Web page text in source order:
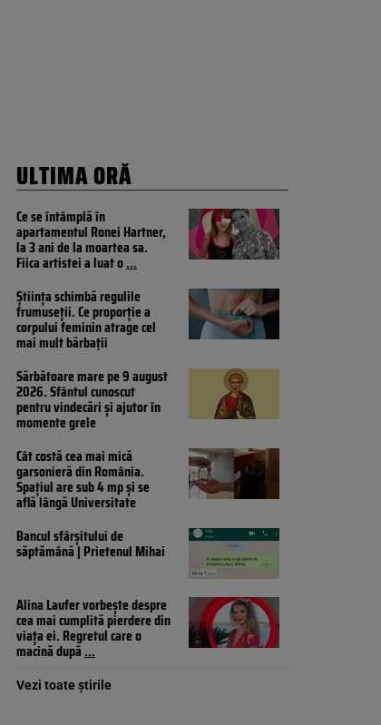
ULTIMA ORĂ
Ce se întâmplă în
apartamentul Ronei Hartner,
la 3 ani de la moartea sa.
Fiica artistei a luat o...
Știința schimbă regulile
frumuseții. Ce proporție a
corpului feminin atrage cel
mai mult bărbații
Sărbătoare mare pe 9 august
2026. Sfântul cunoscut
pentru vindecări și ajutor în
momente grele
Cât costă cea mai mică
garsonieră din România.
Spațiul are sub 4 mp și se
află lângă Universitate
Bancul sfârșitului de
săptămână | Prietenul Mihai
Alina Laufer vorbește despre
cea mai cumplită pierdere din
viața ei. Regretul care o
macină după...
Vezi toate știrile